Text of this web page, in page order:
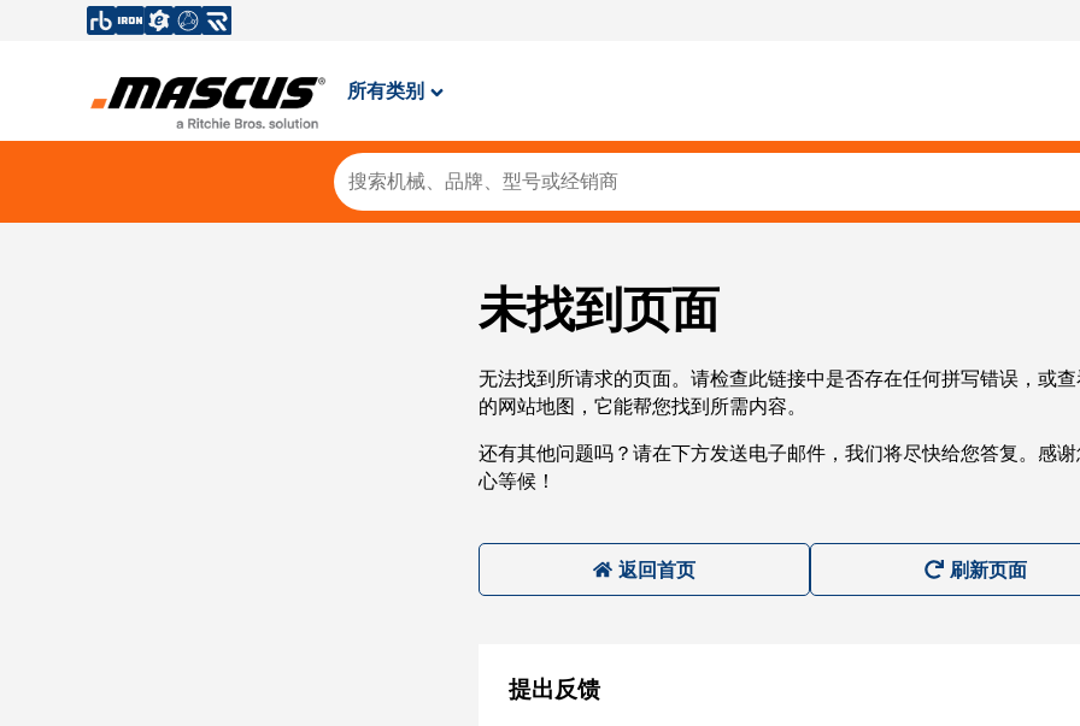
所有类别
未找到页面
无法找到所请求的页面。请检查此链接中是否存在任何拼写错误，或
的网站地图，它能帮您找到所需内容。
还有其他问题吗？请在下方发送电子邮件，我们将尽快给您答复。感
心等候！
返回首页 刷新页面
提出反馈